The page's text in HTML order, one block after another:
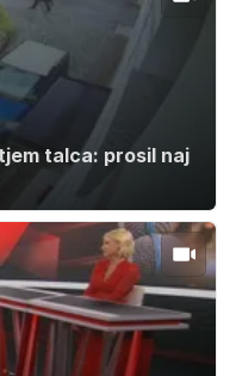
talca: prosil naj